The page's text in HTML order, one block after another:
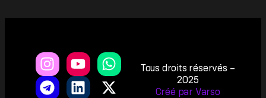
Tous droits réservés –
2025
Créé par Varso